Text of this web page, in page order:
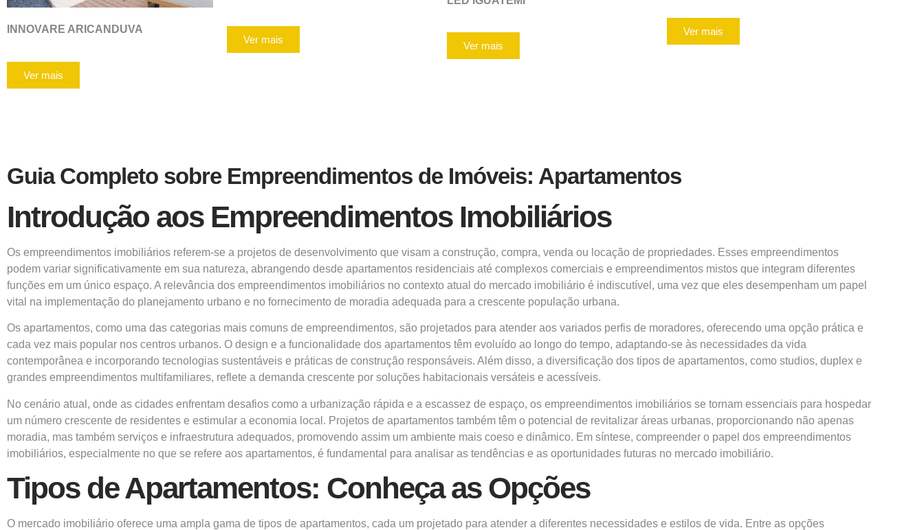
INNOVARE ARICANDUVA
Ver mais
Ver mais
Ver mais
Ver mais
Guia Completo sobre Empreendimentos de Imóveis: Apartamentos
Introdução aos Empreendimentos Imobiliários
Os empreendimentos imobiliários referem-se a projetos de desenvolvimento que visam a construção, compra, venda ou locação de propriedades. Esses empreendimentos
podem variar significativamente em sua natureza, abrangendo desde apartamentos residenciais até complexos comerciais e empreendimentos mistos que integram diferentes
funções em um único espaço. A relevância dos empreendimentos imobiliários no contexto atual do mercado imobiliário é indiscutível, uma vez que eles desempenham um papel
vital na implementação do planejamento urbano e no fornecimento de moradia adequada para a crescente população urbana.
Os apartamentos, como uma das categorias mais comuns de empreendimentos, são projetados para atender aos variados perfis de moradores, oferecendo uma opção prática e
cada vez mais popular nos centros urbanos. O design e a funcionalidade dos apartamentos têm evoluído ao longo do tempo, adaptando-se às necessidades da vida
contemporânea e incorporando tecnologias sustentáveis e práticas de construção responsáveis. Além disso, a diversificação dos tipos de apartamentos, como studios, duplex e
grandes empreendimentos multifamiliares, reflete a demanda crescente por soluções habitacionais versáteis e acessíveis.
No cenário atual, onde as cidades enfrentam desafios como a urbanização rápida e a escassez de espaço, os empreendimentos imobiliários se tornam essenciais para hospedar
um número crescente de residentes e estimular a economia local. Projetos de apartamentos também têm o potencial de revitalizar áreas urbanas, proporcionando não apenas
moradia, mas também serviços e infraestrutura adequados, promovendo assim um ambiente mais coeso e dinâmico. Em síntese, compreender o papel dos empreendimentos
imobiliários, especialmente no que se refere aos apartamentos, é fundamental para analisar as tendências e as oportunidades futuras no mercado imobiliário.
Tipos de Apartamentos: Conheça as Opções
O mercado imobiliário oferece uma ampla gama de tipos de apartamentos, cada um projetado para atender a diferentes necessidades e estilos de vida. Entre as opções